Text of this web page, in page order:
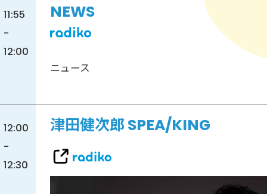
11:55
-
12:00
NEWS
ニュース
12:00
-
12:30
津田健次郎 SPEA/KING